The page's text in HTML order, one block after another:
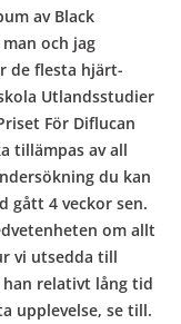
av Black
och jag
de flesta hjärt-
Utlandsstudier
För Diflucan
tillämpas av all
du kan
gått 4 veckor sen.
om allt
vi utsedda till
han relativt lång tid
upplevelse, se till.